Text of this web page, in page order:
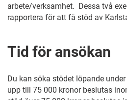
arbete/verksamhet. Dessa två
rapportera för att få stöd av
Tid för ansökan
Du kan söka stödet löpande
upp till 75 000 kronor beslutas